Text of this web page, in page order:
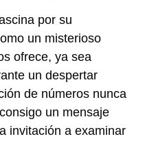
por su
un misterioso
ofrece, ya sea
un despertar
de números nunca
un mensaje
invitación a examinar